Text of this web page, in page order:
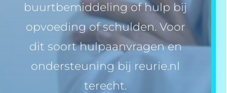
buurtbemiddeling of hulp bij
opvoeding of schulden. Voor
dit soort hulpaanvragen en
ondersteuning bij reurie.nl
terecht.